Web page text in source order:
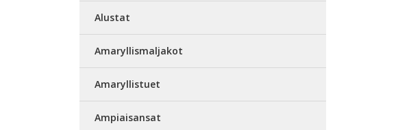
Alustat
Amaryllismaljakot
Amaryllistuet
Ampiaisansat